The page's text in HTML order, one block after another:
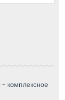
комплексное